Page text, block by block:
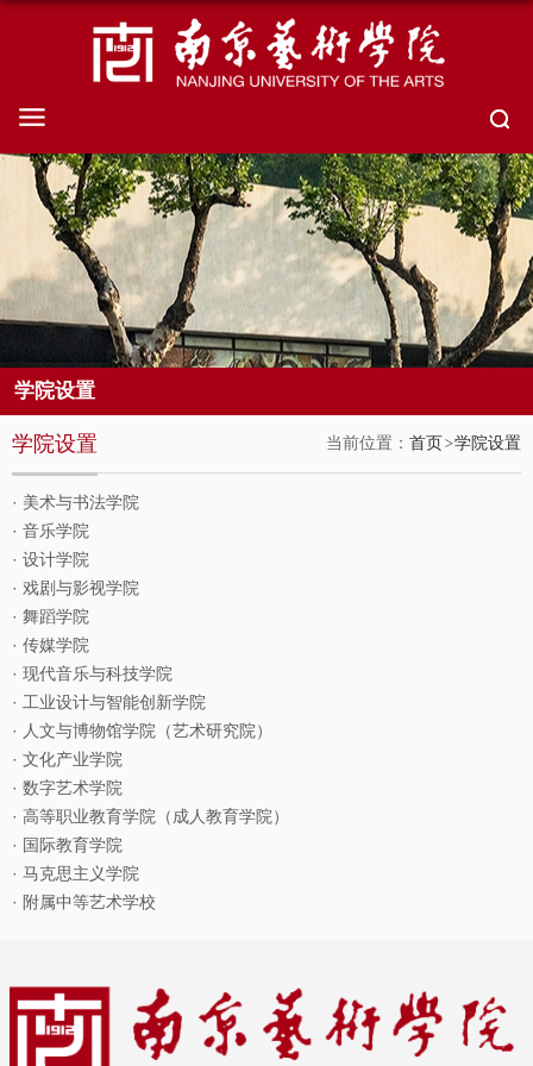
学院设置
当前位置： 首页 学院设置
学院设置
· 美术与书法学院
· 音乐学院
· 设计学院
· 戏剧与影视学院
· 舞蹈学院
· 传媒学院
· 现代音乐与科技学院
· 工业设计与智能创新学院
· 人文与博物馆学院（艺术研究院）
· 文化产业学院
· 数字艺术学院
· 高等职业教育学院（成人教育学院）
· 国际教育学院
· 马克思主义学院
· 附属中等艺术学校